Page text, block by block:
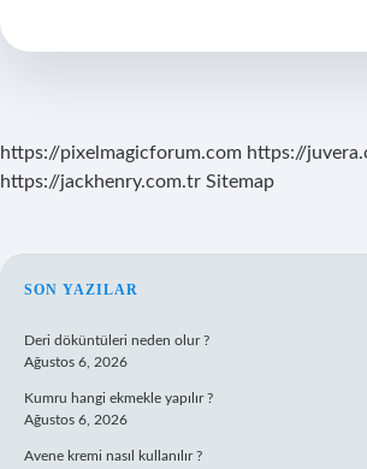
Mi
https://pixelmagicforum.com https://
https://jackhenry.com.tr Sitemap
SIDEBAR
SON YAZILAR
Deri döküntüleri neden olur ?
Ağustos 6, 2026
Kumru hangi ekmekle yapılır ?
Ağustos 6, 2026
Avene kremi nasıl kullanılır ?